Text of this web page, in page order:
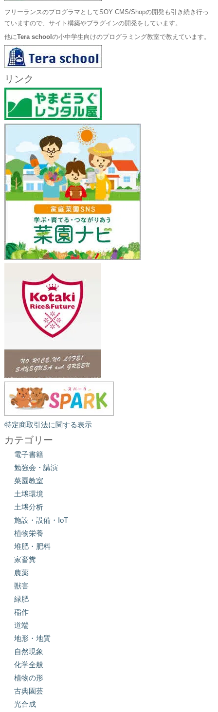
フリーランスのプログラマとしてSOY CMS/Shopの開発も引き続き行っ
ていますので、サイト構築やプラグインの開発をしています。
他にTera school の小中学生向けのプログラミング教室で教えています。
リンク
特定商取引法に関する表示
カテゴリー
電子書籍
勉強会・講演
菜園教室
土壌環境
土壌分析
施設・設備・IoT
植物栄養
堆肥・肥料
家畜糞
農薬
獣害
緑肥
稲作
道端
地形・地質
自然現象
化学全般
植物の形
古典園芸
光合成